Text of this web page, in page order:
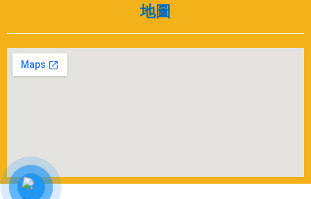
地圖
Copyright © 2022 Yuan-hung.com by desgin